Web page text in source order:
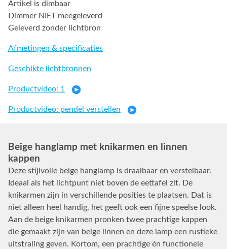
Artikel is dimbaar
Dimmer NIET meegeleverd
Geleverd zonder lichtbron
Afmetingen & specificaties
Geschikte lichtbronnen
Productvideo: 1
Productvideo: pendel verstellen
Beige hanglamp met knikarmen en linnen
kappen
Deze stijlvolle beige hanglamp is draaibaar en verstelbaar.
Ideaal als het lichtpunt niet boven de eettafel zit. De
knikarmen zijn in verschillende posities te plaatsen. Dat is
niet alleen heel handig, het geeft ook een fijne speelse look.
Aan de beige knikarmen pronken twee prachtige kappen
die gemaakt zijn van beige linnen en deze lamp een rustieke
uitstraling geven. Kortom, een prachtige én functionele